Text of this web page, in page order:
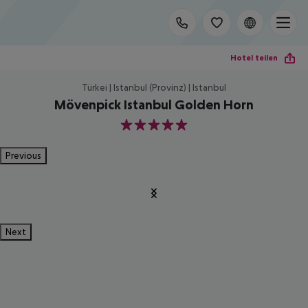
Hotel teilen
Türkei | Istanbul (Provinz) | Istanbul
Mövenpick Istanbul Golden Horn
5
Previous
Next